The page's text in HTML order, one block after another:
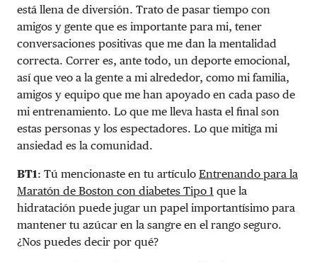
está llena de diversión. Trato de pasar tiempo con
amigos y gente que es importante para mi, tener
conversaciones positivas que me dan la mentalidad
correcta. Correr es, ante todo, un deporte emocional,
así que veo a la gente a mi alrededor, como mi familia,
amigos y equipo que me han apoyado en cada paso de
mi entrenamiento. Lo que me lleva hasta el final son
estas personas y los espectadores. Lo que mitiga mi
ansiedad es la comunidad.
BT1: Tú mencionaste en tu artículo Entrenando para la
Maratón de Boston con diabetes Tipo 1 que la
hidratación puede jugar un papel importantísimo para
mantener tu azúcar en la sangre en el rango seguro.
¿Nos puedes decir por qué?